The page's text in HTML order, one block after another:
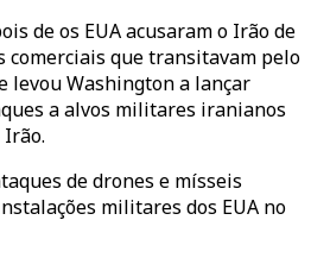
de os EUA acusaram o Irão de
comerciais que transitavam pelo
levou Washington a lançar
a alvos militares iranianos
de drones e mísseis
militares dos EUA no